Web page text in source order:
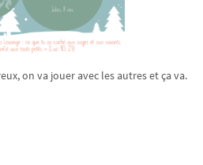
on va jouer avec les autres et ça va.